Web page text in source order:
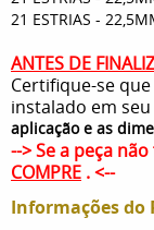
21 ESTRIAS -
ANTES DE
Certifique-se
instalado em
aplicação e as
--> Se a peça
COMPRE . <--
Informações do